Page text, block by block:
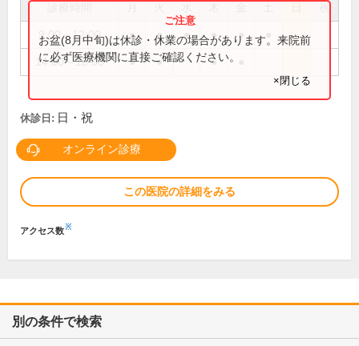
祝
9:00～12:00 ● ● ● ● ●
14:00～18:00 ● ● ●
お盆(8月中旬)は休診・休業の場合があります。来院前
に必ず医療機関に直接ご確認ください。
×閉じる
休診日: 日・祝
オンライン診療
この医院の詳細をみる
アクセス数※
別の条件で検索